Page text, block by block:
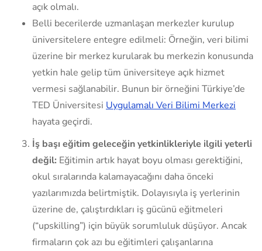
açık olmalı.
Belli becerilerde uzmanlaşan merkezler kurulup
üniversitelere entegre edilmeli: Örneğin, veri bilimi
üzerine bir merkez kurularak bu merkezin konusunda
yetkin hale gelip tüm üniversiteye açık hizmet
vermesi sağlanabilir. Bunun bir örneğini Türkiye’de
TED Üniversitesi Uygulamalı Veri Bilimi Merkezi
hayata geçirdi.
İş başı eğitim geleceğin yetkinlikleriyle ilgili yeterli
değil: Eğitimin artık hayat boyu olması gerektiğini,
okul sıralarında kalamayacağını daha önceki
yazılarımızda belirtmiştik. Dolayısıyla iş yerlerinin
üzerine de, çalıştırdıkları iş gücünü eğitmeleri
(“upskilling”) için büyük sorumluluk düşüyor. Ancak
firmaların çok azı bu eğitimleri çalışanlarına